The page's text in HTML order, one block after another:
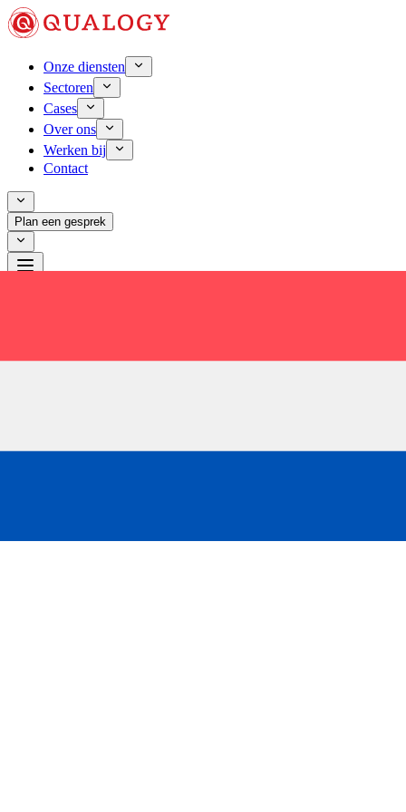
Onze diensten
Sectoren
Cases
Over ons
Werken bij
Contact
Plan een gesprek